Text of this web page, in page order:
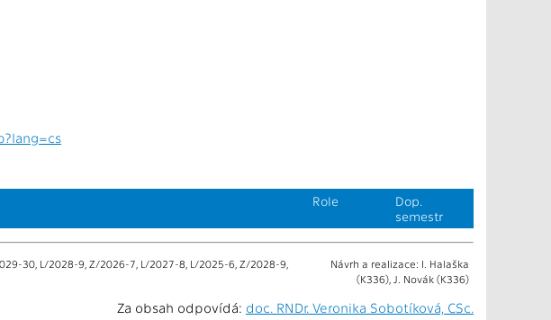
Role
Dop.
semestr
30, L/2028-9, Z/2026-7, L/2027-8, L/2025-6, Z/2028-9,
Návrh a realizace: I. Halaška
(K336), J. Novák (K336)
Za obsah odpovídá: doc. RNDr. Veronika Sobotíková, CSc.